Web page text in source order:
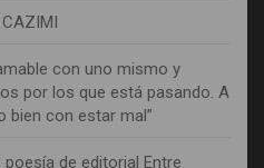
CAZIMI
con uno mismo y
por los que está pasando. A
bien con estar mal”
de editorial Entre